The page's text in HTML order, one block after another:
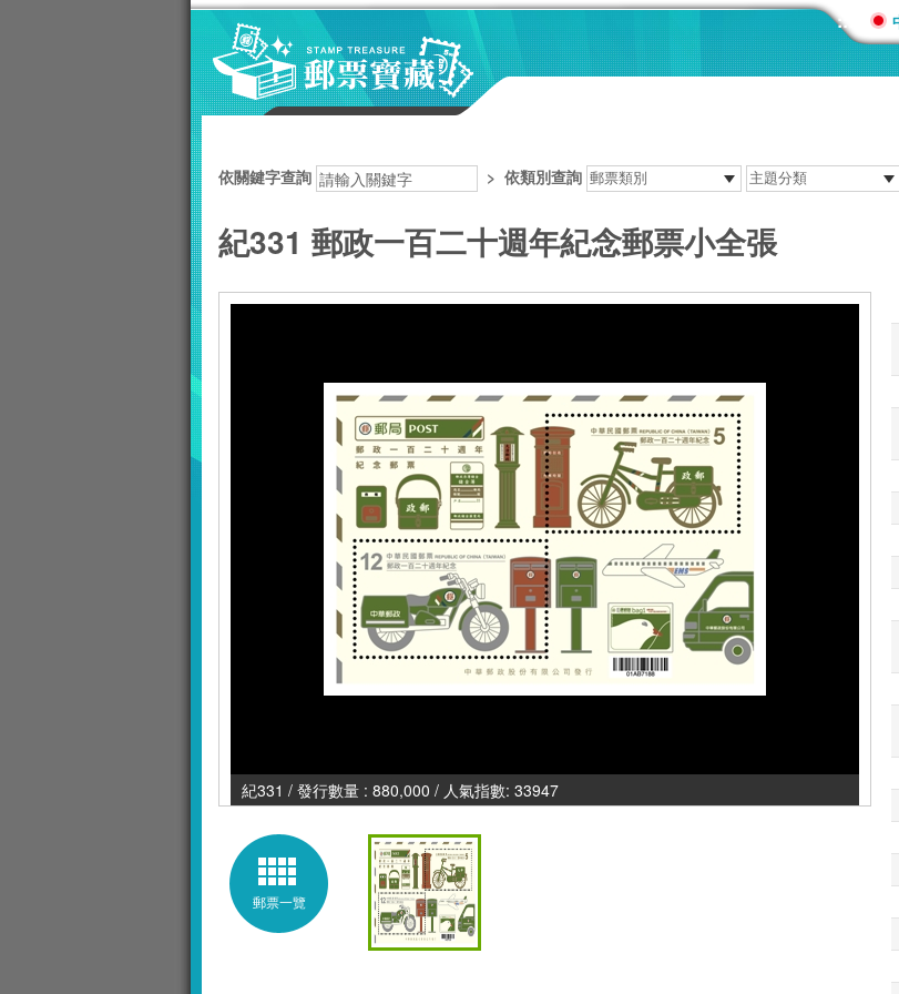
:::
依關鍵字查詢 > 依類別查詢
紀331 郵政一百二十週年紀念郵票小全張
紀331 / 發行數量 : 880,000 / 人氣指數: 33947
郵票一覽